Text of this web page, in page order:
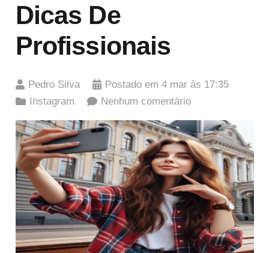
Dicas De
Profissionais
Pedro Silva Postado em4 mar às 17:35
Instagram
Nenhum comentário